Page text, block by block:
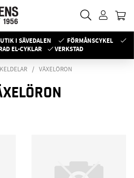
I SÄVEDALEN
FÖRMÅNSCYKEL
EL-CYKLAR
VERKSTAD
VÄXELÖRON